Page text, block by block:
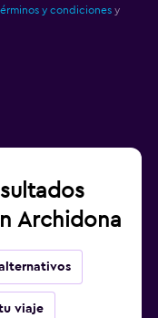
y condiciones y
Archidona
viaje